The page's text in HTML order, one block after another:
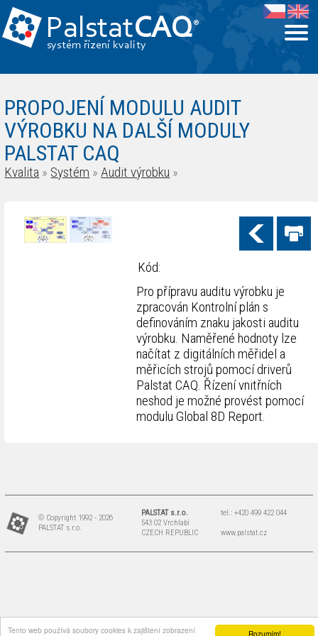
Rozumím!
Tento web používá soubory cookies k zajištení zobrazení
PalstatCAQ®
systém řízení kvality
PROPOJENÍ MODULU AUDIT
VÝROBKU NA DALŠÍ MODULY
PALSTAT CAQ
Kvalita » Systém »Audit výrobku »
Kód:
Pro přípravu auditu výrobku je
zpracován Kontrolní plán s
definováním znaku jakosti auditu
výrobku. Naměřené hodnoty lze
načítat z digitálních měřidel a
měřicích strojů pomocí driverů
Palstat CAQ. Řízení vnitřních
neshod je možné provést pomocí
modulu Global 8D Report.
© Copyright 1992 - 2026
PALSTAT s.r.o.
PALSTAT s.r.o.
543 02 Vrchlabí
CZECH REPUBLIC
tel.: +420 499 422 044
www.palstat.cz